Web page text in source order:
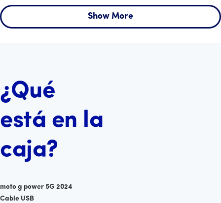
Show More
¿Qué
está en la
caja?
moto g power 5G 2024
Cable USB